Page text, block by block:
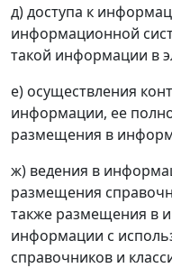
д) доступа к
информационной
такой информации в
е) осуществления
информации, ее
размещения в
ж) ведения в
размещения
также размещения в
информации с
справочников и